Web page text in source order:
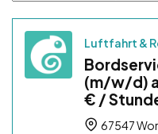
Luftfahrt &
(m/w/d)
€ /
67547